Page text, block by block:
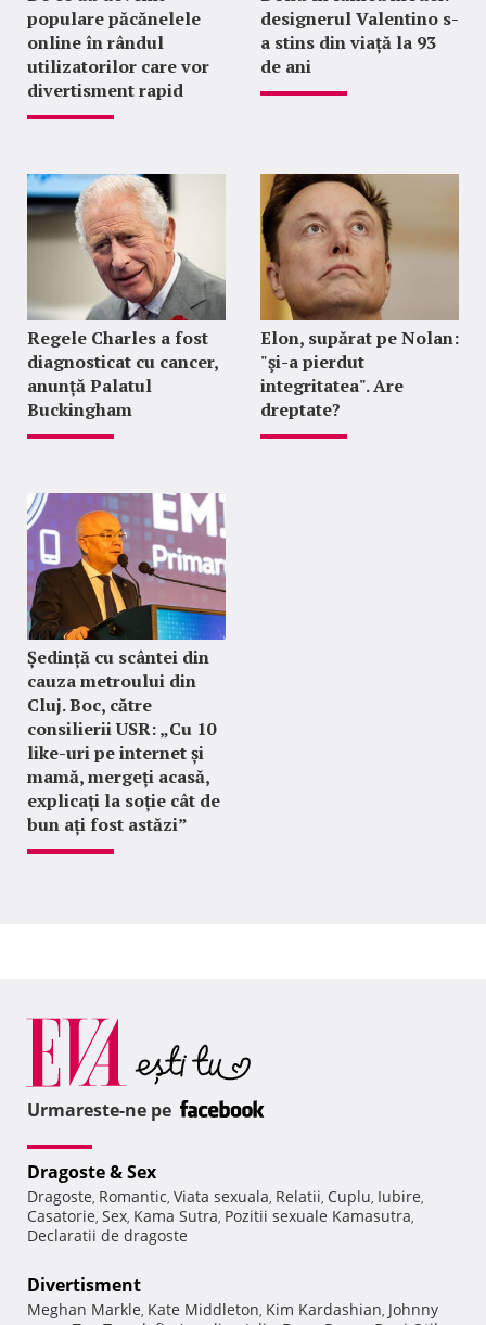
populare păcănelele
online în rândul
utilizatorilor care vor
divertisment rapid
designerul Valentino s-
a stins din viață la 93
de ani
Regele Charles a fost
diagnosticat cu cancer,
anunță Palatul
Buckingham
Elon, supărat pe Nolan:
"şi-a pierdut
integritatea". Are
dreptate?
Ședință cu scântei din
cauza metroului din
Cluj. Boc, către
consilierii USR: „Cu 10
like-uri pe internet și
mamă, mergeți acasă,
explicați la soție cât de
bun ați fost astăzi”
Urmareste-ne pe
Dragoste & Sex
Dragoste, Romantic, Viata sexuala, Relatii, Cuplu, Iubire,
Casatorie, Sex, Kama Sutra, Pozitii sexuale Kamasutra,
Declaratii de dragoste
Divertisment
Meghan Markle, Kate Middleton, Kim Kardashian, Johnny